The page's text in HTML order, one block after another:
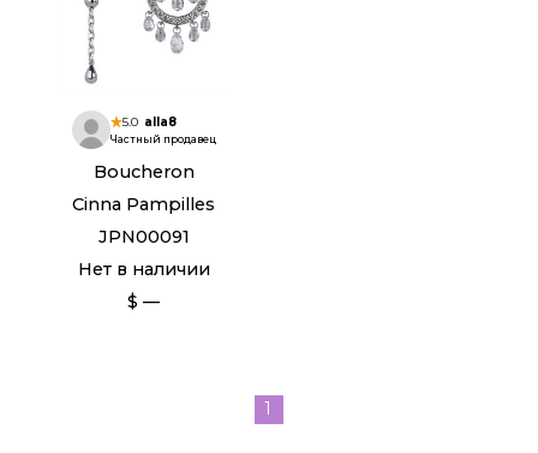
5.0 alla8
Частный продавец
Boucheron
Cinna Pampilles
JPN00091
Нет в наличии
$ —
1